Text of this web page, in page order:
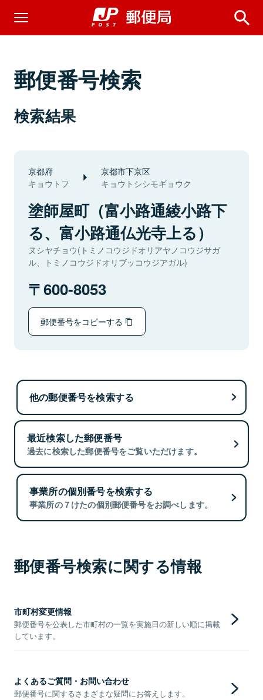
郵便番号検索
検索結果
京都府
キョウトフ
京都市下京区
キョウトシシモギョウク
塗師屋町（富小路通綾小路下
る、富小路通仏光寺上る）
ヌシヤチョウ(トミノコウジドオリアヤノコウジサガ
ル、トミノコウジドオリブッコウジアガル)
600-8053
郵便番号をコピーする
他の郵便番号を検索する
最近検索した郵便番号
過去に検索した郵便番号をご覧いただけます。
事業所の個別番号を検索する
事業所の７けたの個別郵便番号をお調べします。
郵便番号検索に関する情報
市町村変更情報
郵便番号を公表した市町村の一覧を実施日の新しい順に掲載
しています。
よくあるご質問・お問い合わせ
郵便番号に関するさまざまな疑問にお答えします。